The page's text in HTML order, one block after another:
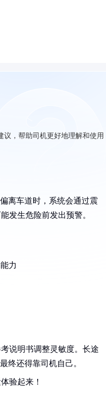
，帮助司机更好地理解和使用
离车道时，系统会通过震
发生危险前发出预警。
力
说明书调整灵敏度。长途
终还得靠司机自己。
验起来！